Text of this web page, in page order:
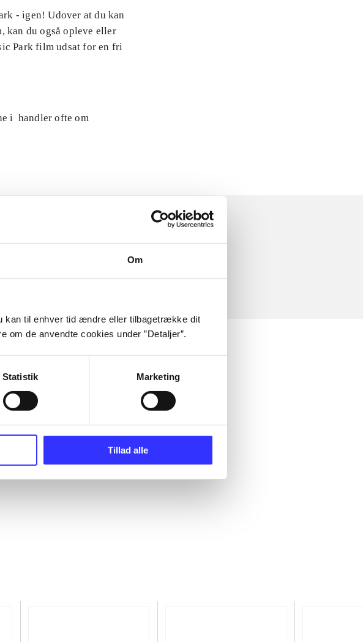
Om
kan til enhver tid ændre eller tilbagetrække dit
de anvendte cookies under ”Detaljer”.
Statistik Marketing
Tillad alle
- igen! Udover at du kan
kan du også opleve eller
Park film udsat for en fri
i handler ofte om